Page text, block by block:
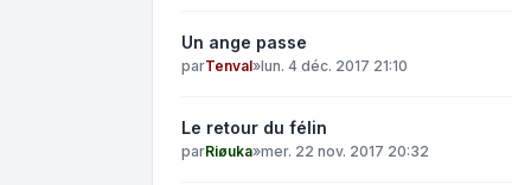
Un ange passe
parTenval»lun. 4 déc. 2017 21:10
Le retour du félin
parRiøuka»mer. 22 nov. 2017 20:32